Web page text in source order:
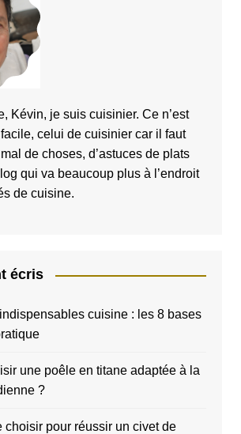
Kévin, je suis cuisinier. Ce n’est
celui de cuisinier car il faut
de choses, d’astuces de plats
qui va beaucoup plus à l’endroit
de cuisine.
écris
cuisine : les 8 bases
une poêle en titane adaptée à la
?
choisir pour réussir un civet de